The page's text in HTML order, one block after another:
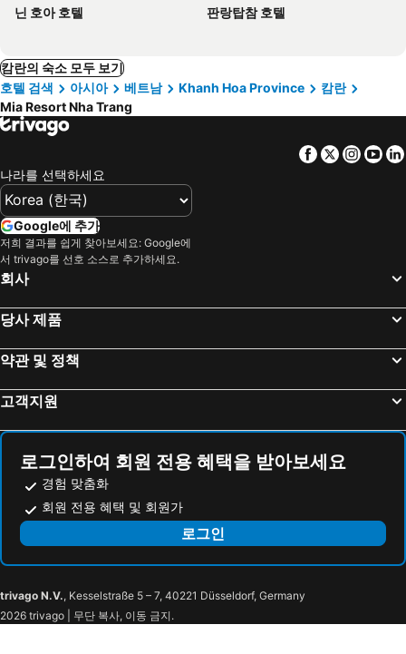
닌 호아 호텔
판랑탑참 호텔
캄란의 숙소 모두 보기
호텔 검색
아시아 베트남 Khanh Hoa Province
캄란
Mia Resort Nha Trang
Facebook
Twitter
나라를 선택하세요
Google에 추가
저희 결과를 쉽게 찾아보세요: Google에
서 trivago를 선호 소스로 추가하세요.
회사
당사 제품
약관 및 정책
고객지원
로그인하여 회원 전용 혜택을 받아보세요
경험 맞춤화
회원 전용 혜택 및 회원가
로그인
trivago N.V., Kesselstraße 5 – 7, 40221 Düsseldorf, Germany
2026 trivago | 무단 복사, 이동 금지.